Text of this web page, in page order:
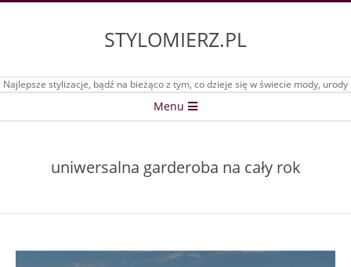
STYLOMIERZ.PL
Najlepsze stylizacje, bądź na bieżąco z tym, co dzieje się w świecie mody, urody
Menu
uniwersalna garderoba na cały rok